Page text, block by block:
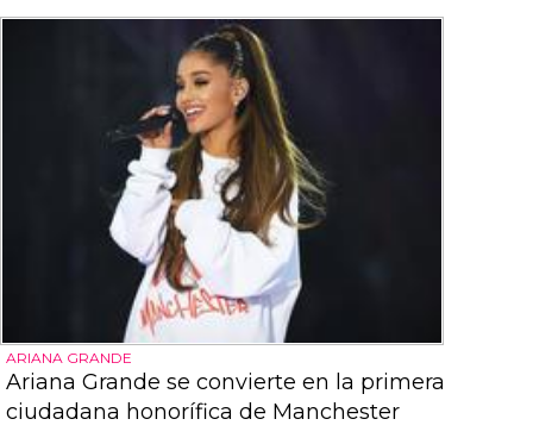
ARIANA GRANDE
Ariana Grande se convierte en la primera
ciudadana honorífica de Manchester